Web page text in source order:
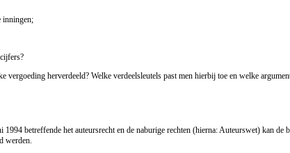
inningen;
herverdeeld? Welke verdeelsleutels past men hierbij toe en welke
betreffende het auteursrecht en de naburige rechten (hierna: Auteurswet) kan
werden.